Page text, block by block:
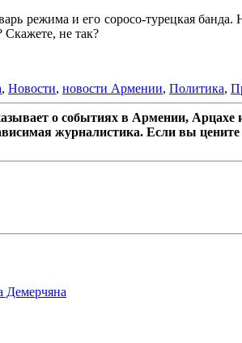
режима и его соросо-турецкая
Скажете, не так?
, Новости, новости Армении, Политика,
о событиях в Армении,
журналистика. Если вы
Демерчяна